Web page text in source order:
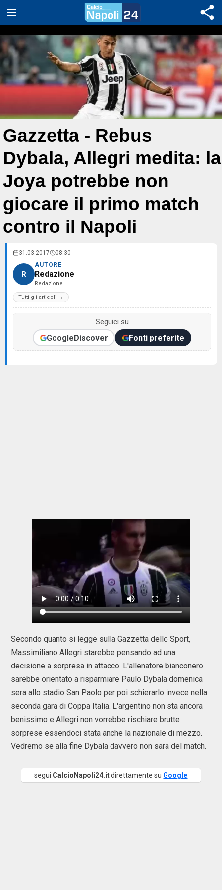
Gazzetta - Rebus
Dybala, Allegri medita: la
Joya potrebbe non
giocare il primo match
contro il Napoli
31.03.2017 08:30
R
AUTORE
Redazione
Redazione
Tutti gli articoli →
Seguici su
GoogleDiscover Fonti preferite
Secondo quanto si legge sulla Gazzetta dello Sport,
Massimiliano Allegri starebbe pensando ad una
decisione a sorpresa in attacco. L'allenatore bianconero
sarebbe orientato a risparmiare Paulo Dybala domenica
sera allo stadio San Paolo per poi schierarlo invece nella
seconda gara di Coppa Italia. L'argentino non sta ancora
benissimo e Allegri non vorrebbe rischiare brutte
sorprese essendoci stata anche la nazionale di mezzo.
Vedremo se alla fine Dybala davvero non sarà del match.
segui CalcioNapoli24.itdirettamente su Google